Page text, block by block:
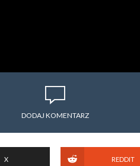
DODAJ KOMENTARZ
X REDDIT